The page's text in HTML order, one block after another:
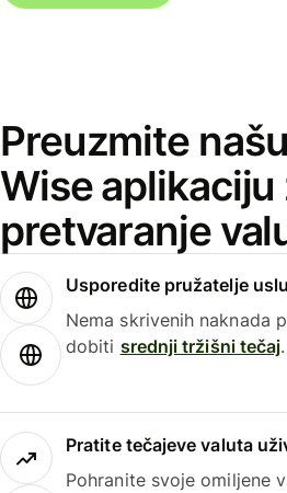
Preuzmite
Wise aplikaciju
pretvaranje
Usporedite pružatelje
Nema skrivenih naknada
dobiti srednji tržišni tečaj.
Pratite tečajeve valuta
Pohranite svoje omiljene